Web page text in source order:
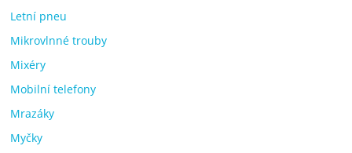
Letní pneu
Mikrovlnné trouby
Mixéry
Mobilní telefony
Mrazáky
Myčky